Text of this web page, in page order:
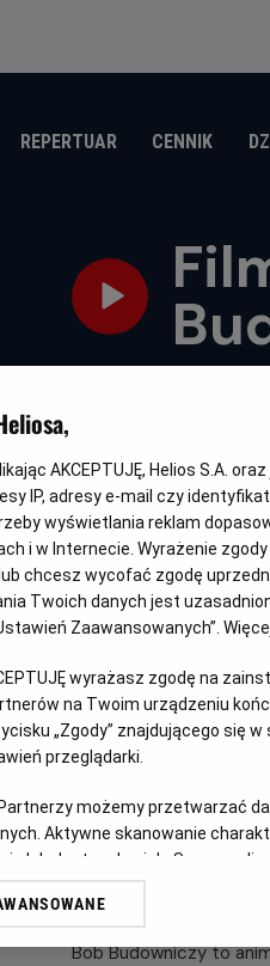
REPERTUAR CENNIK
OPIS
Zapraszamy na kolejną
Zaprezentujemy zestaw
Ważne zadanie
Niespodzianka
Lodowate
Superkoparka
Czas trwania pokazów:
Bob Budowniczy to
AKCEPTUJĘ, Helios S.A. oraz
IP, adresy e-mail czy
wyświetlania reklam
i w Internecie. Wyrażenie
chcesz wycofać zgodę
Twoich danych jest
Zaawansowanych”.
wyrażasz zgodę na
na Twoim urządzeniu
„Zgody” znajdującego się
przeglądarki.
możemy przetwarzać
Aktywne skanowanie
lub dostęp do nich.
usług.